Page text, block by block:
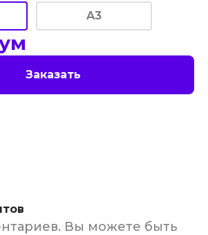
A3
Заказать
Вы можете быть